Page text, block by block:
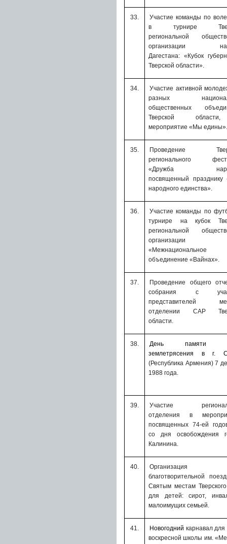
33.
Участие команды по
в турнире
региональной
организации
Дагестана: «Кубок
Тверской области».
34.
Участие активной
разных
общественных
Тверской
мероприятие «Мы
35.
Проведение
регионального
«Дружба
посвященный празднику
народного единства».
36.
Участие команды по
турнире на кубок
региональной
организации
«Межнациональное
объединение «Вайнах».
37.
Проведение общего
собрания с
представителей
отделении САР
области.
38.
День памяти
землетрясения в г.
(Республика Армения) 7
1988 года.
39.
Участие
отделения в
посвященных 74-ей
со дня освобождения
Калинина.
40.
Организация
благотворительной
Святым местам
для детей: сирот,
малоимущих семьей.
41. Новогодний карнавал для
воскресной школы им.